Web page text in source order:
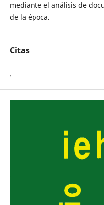
mediante el análisis de
de la época.
Citas
.